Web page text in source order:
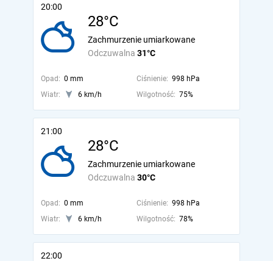
20:00
28°C
Odczuwalna 31°C
Zachmurzenie umiarkowane
Opad: 0 mm Ciśnienie: 998 hPa
Wiatr:
6 km/h Wilgotność: 75%
21:00
28°C
Odczuwalna 30°C
Zachmurzenie umiarkowane
Opad: 0 mm Ciśnienie: 998 hPa
Wiatr:
6 km/h Wilgotność: 78%
22:00